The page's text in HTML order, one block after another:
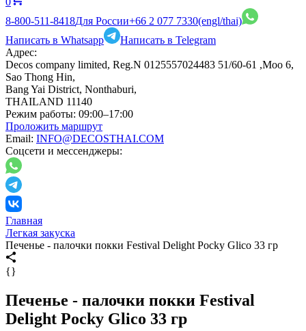
8-800-511-8418Для России+66 2 077 7330(engl/thai)
Написать в Whatsapp
Написать в Telegram
Адрес:
Decos company limited, Reg.N 0125557024483 51/60-61 ,Moo 6,
Sao Thong Hin,
Bang Yai District, Nonthaburi,
THAILAND 11140
Режим работы: 09:00–17:00
Проложить маршрут
Email: INFO@DECOSTHAI.COM
Соцсети и мессенджеры:
Главная
Легкая закуска
Печенье - палочки покки Festival Delight Pocky Glico 33 гр
{}
Печенье - палочки покки Festival
Delight Pocky Glico 33 гр